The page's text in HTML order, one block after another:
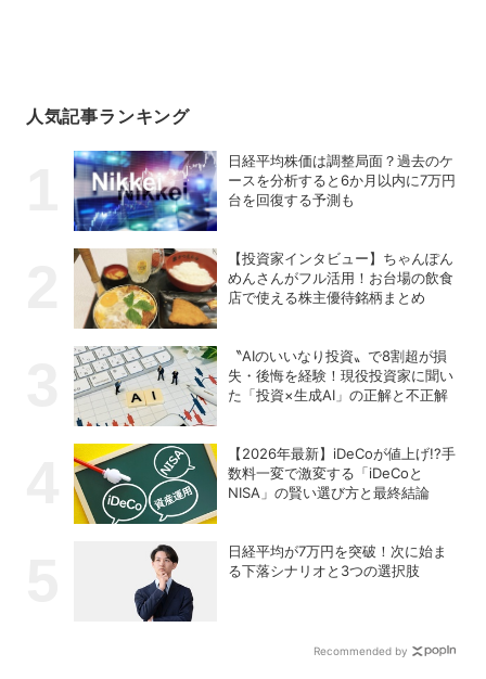
人気記事ランキング
日経平均株価は調整局面？過去のケ
ースを分析すると6か月以内に7万円
台を回復する予測も
【投資家インタビュー】ちゃんぽん
めんさんがフル活用！お台場の飲食
店で使える株主優待銘柄まとめ
〝AIのいいなり投資〟で8割超が損
失・後悔を経験！現役投資家に聞い
た「投資×生成AI」の正解と不正解
【2026年最新】iDeCoが値上げ!?手
数料一変で激変する「iDeCoと
NISA」の賢い選び方と最終結論
日経平均が7万円を突破！次に始ま
る下落シナリオと3つの選択肢
Recommended by